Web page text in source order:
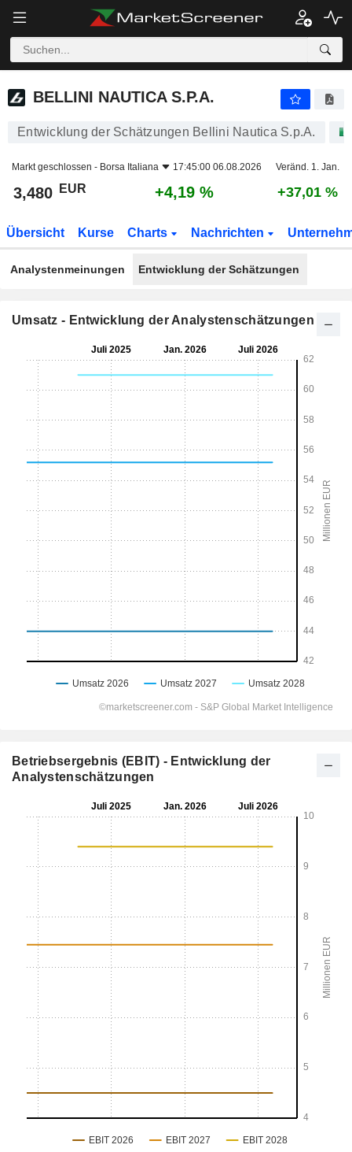
BELLINI NAUTICA S.P.A.
BELLINI NAUTICA S.P.A.
Entwicklung der Schätzungen Bellini Nautica S.p.A.
Markt geschlossen - Borsa Italiana 17:45:00 06.08.2026 Veränd. 1. Jan.
3,480 EUR +4,19 % +37,01 %
Übersicht Kurse Charts Nachrichten
Analystenmeinungen Entwicklung der Schätzungen
Umsatz - Entwicklung der Analystenschätzungen
Betriebsergebnis (EBIT) - Entwicklung der
Analystenschätzungen